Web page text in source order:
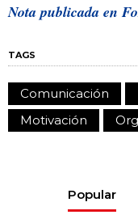
Nota publicada en
TAGS
Comunicación
Motivación
Popular